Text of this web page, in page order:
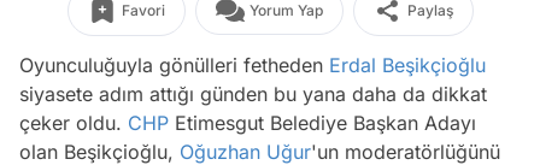
Favori Yorum Yap Paylaş
Oyunculuğuyla gönülleri fetheden Erdal Beşikçioğlu
siyasete adım attığı günden bu yana daha da dikkat
çeker oldu. CHP Etimesgut Belediye Başkan Adayı
olan Beşikçioğlu, Oğuzhan Uğur'un moderatörlüğünü